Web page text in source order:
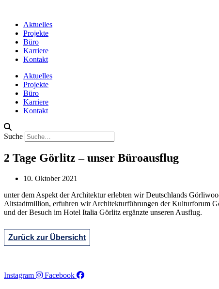
Aktuelles
Projekte
Büro
Karriere
Kontakt
Aktuelles
Projekte
Büro
Karriere
Kontakt
Suche
2 Tage Görlitz – unser Büroausflug
10. Oktober 2021
unter dem Aspekt der Architektur erlebten wir Deutschlands
Altstadtmillion, erfuhren wir Architekturführungen der Kulturforum
und der Besuch im Hotel Italia Görlitz ergänzte unseren Ausflug.
Zurück zur Übersicht
Instagram Facebook